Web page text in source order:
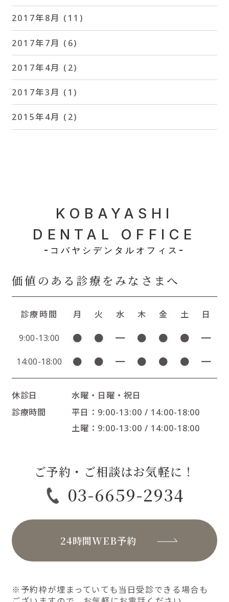
2017年8月 (11)
2017年7月 (6)
2017年4月 (2)
2017年3月 (1)
2015年4月 (2)
KOBAYASHI
DENTAL OFFICE
-コバヤシデンタルオフィス-
価値のある診療をみなさまへ
診療時間 月 火 水 木 金 土 日
9:00-13:00 ● ● ━ ● ● ● ━
14:00-18:00 ● ● ━ ● ● ● ━
休診日
水曜・日曜・祝日
診療時間
平日：9:00-13:00 / 14:00-18:00
土曜：9:00-13:00 / 14:00-18:00
ご予約・ご相談はお気軽に！
03-6659-2934
24時間WEB予約
※予約枠が埋まっていても当日受診できる場合も